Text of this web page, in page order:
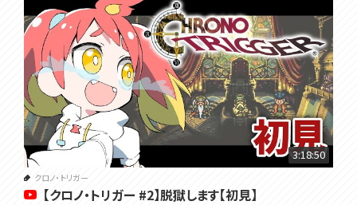
3:18:50
クロノ・トリガー
【クロノ・トリガー #2】脱獄します【初見】